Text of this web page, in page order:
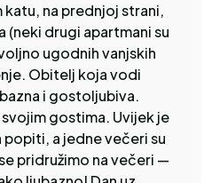
katu, na prednjoj strani,
drugi apartmani su
ugodnih vanjskih
Obitelj koja vodi
i gostoljubiva.
gostima. Uvijek je
a jedne večeri su
pridružimo na večeri —